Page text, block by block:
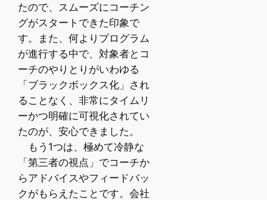
たので、スムーズにコーチン
グがスタートできた印象で
す。また、何よりプログラム
が進行する中で、対象者とコ
ーチのやりとりがいわゆる
「ブラックボックス化」され
ることなく、非常にタイムリ
ーかつ明確に可視化されてい
たのが、安心できました。
もう1つは、極めて冷静な
「第三者の視点」でコーチか
らアドバイスやフィードバッ
クがもらえたことです。会社